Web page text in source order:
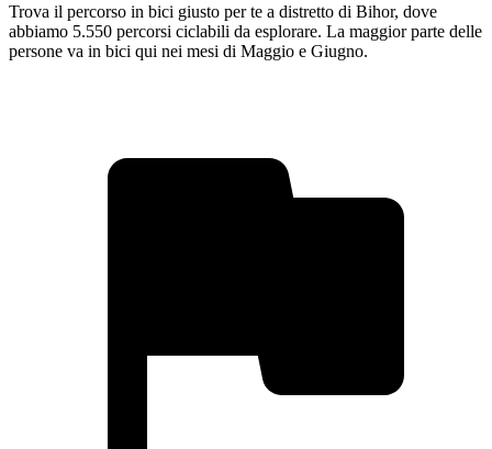
Trova il percorso in bici giusto per te a distretto di Bihor, dove
abbiamo 5.550 percorsi ciclabili da esplorare. La maggior parte delle
persone va in bici qui nei mesi di Maggio e Giugno.